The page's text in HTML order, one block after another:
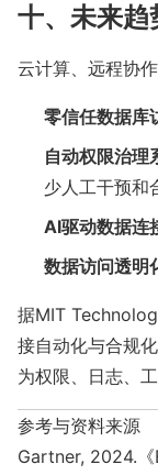
十、未来趋
云计算、远程协
零信任数据库
自动权限治理
少人工干预和
AI驱动数据连
数据访问透明
据MIT
接自动化与合规
为权限、日志、
参考与资料来源
Gartner, 2024.